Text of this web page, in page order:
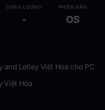
DUNG LƯỢNG
-
-
PHIÊN BẢN
OS
-
and Letley Việt Hóa cho PC
Việt Hóa